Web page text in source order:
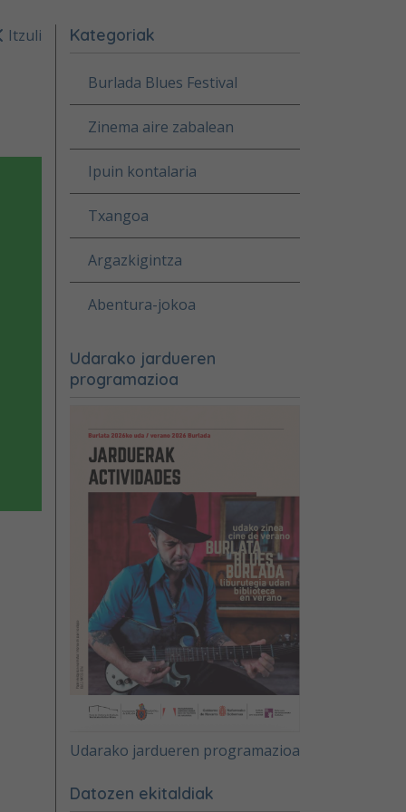
Itzuli Kategoriak
Burlada Blues Festival
Zinema aire zabalean
Ipuin kontalaria
Txangoa
Argazkigintza
Abentura-jokoa
Udarako jardueren
programazioa
Udarako jardueren programazioa
Datozen ekitaldiak